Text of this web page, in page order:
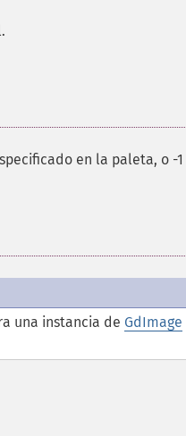
en la paleta, o -
una instancia de GdImage